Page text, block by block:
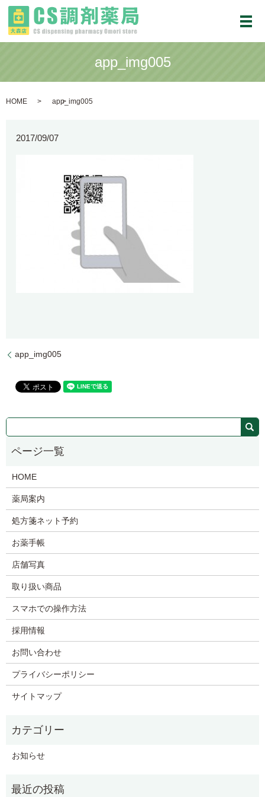
メ
app_img005
HOME app_img005
2017/09/07
app_img005
HOME
薬局案内
処方箋ネット予約
お薬手帳
店舗写真
取り扱い商品
スマホでの操作方法
採用情報
お問い合わせ
プライバシーポリシー
サイトマップ
お知らせ